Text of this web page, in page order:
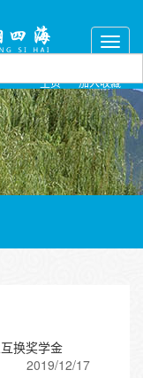
主页 加入收藏
换奖学金
2019/12/17